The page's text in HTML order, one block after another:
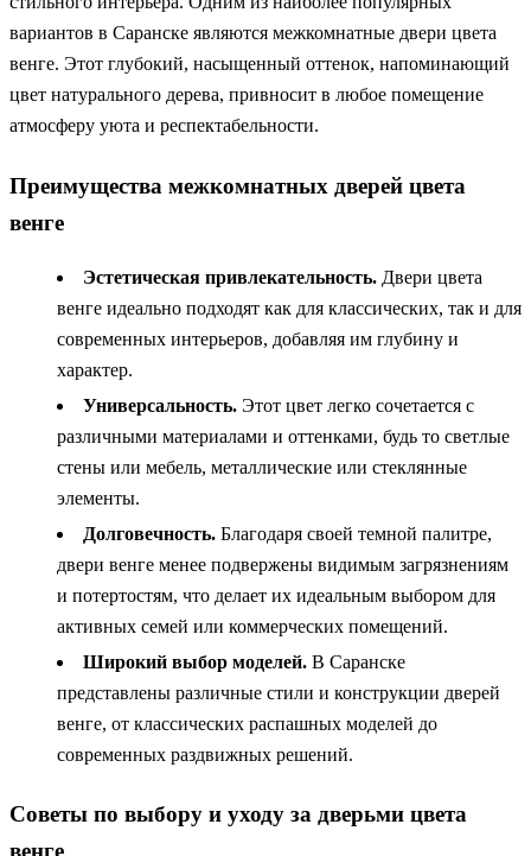
вариантов в Саранске являются межкомнатные двери цвета
венге. Этот глубокий, насыщенный оттенок, напоминающий
цвет натурального дерева, привносит в любое помещение
атмосферу уюта и респектабельности.
Преимущества межкомнатных дверей цвета
венге
Эстетическая привлекательность. Двери цвета
венге идеально подходят как для классических, так и для
современных интерьеров, добавляя им глубину и
характер.
Универсальность. Этот цвет легко сочетается с
различными материалами и оттенками, будь то светлые
стены или мебель, металлические или стеклянные
элементы.
Долговечность. Благодаря своей темной палитре,
двери венге менее подвержены видимым загрязнениям
и потертостям, что делает их идеальным выбором для
активных семей или коммерческих помещений.
Широкий выбор моделей. В Саранске
представлены различные стили и конструкции дверей
венге, от классических распашных моделей до
современных раздвижных решений.
Советы по выбору и уходу за дверьми цвета
венге